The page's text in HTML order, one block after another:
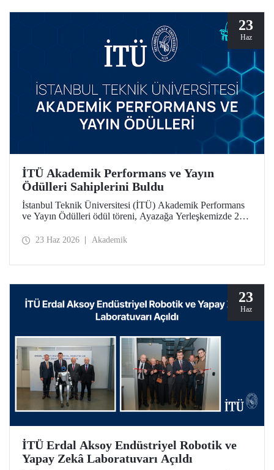
23
Haz
İTÜ Akademik Performans ve Yayın
Ödülleri Sahiplerini Buldu
İstanbul Teknik Üniversitesi (İTÜ) Akademik Performans
ve Yayın Ödülleri ödül töreni, Ayazağa Yerleşkemizde 22
23 Haz 2026 Akademik
23
Haz
İTÜ Erdal Aksoy Endüstriyel Robotik ve
Yapay Zekâ Laboratuvarı Açıldı